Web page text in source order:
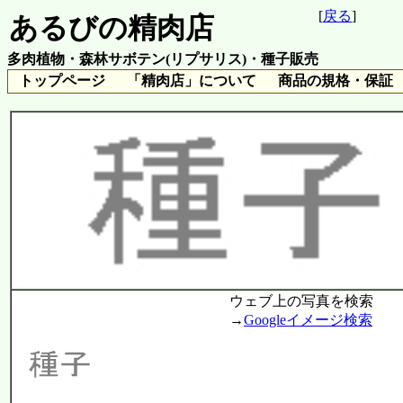
あるびの精肉店
多肉植物・森林サボテン(リプサリス)・種子販売
トップページ
「精肉店」について 商品の規格・保証
[戻る]
ウェブ上の写真を検索
→Googleイメージ検索